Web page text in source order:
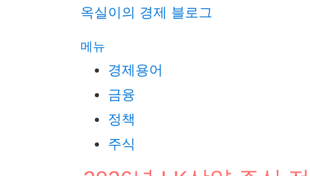
옥실이의 경제 블로그
메뉴
경제용어
금융
정책
주식